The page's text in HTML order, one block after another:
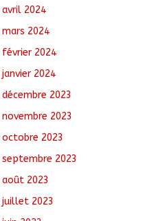
avril 2024
mars 2024
février 2024
janvier 2024
décembre 2023
novembre 2023
octobre 2023
septembre 2023
août 2023
juillet 2023